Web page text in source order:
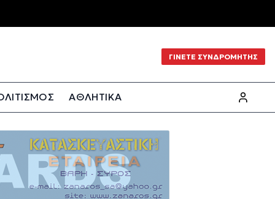
ΓΙΝΕΤΕ ΣΥΝΔΡΟΜΗΤΗΣ
ΑΘΛΗΤΙΚΑ